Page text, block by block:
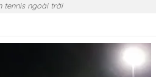
tennis ngoài trời